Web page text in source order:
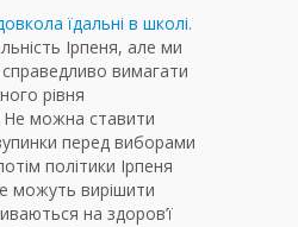
їдальні в школі.
Ірпеня, але ми
вимагати
рівня
Не можна ставити
перед виборами
політики Ірпеня
можуть вирішити
на здоров’ї